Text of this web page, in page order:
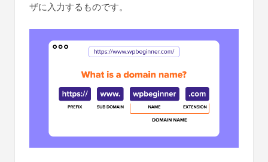
ザに入力するものです。